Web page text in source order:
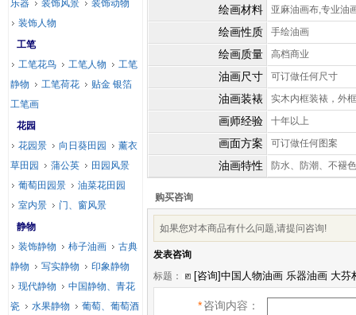
绘画材料 亚麻油画布,专业油
绘画性质 手绘油画
绘画质量 高档商业
油画尺寸 可订做任何尺寸
油画装裱 实木内框装裱，外
画师经验 十年以上
画面方案 可订做任何图案
油画特性 防水、防潮、不褪色
购买咨询
如果您对本商品有什么问题,请提问咨询!
发表咨询
标题：
*咨询内容：
乐器 装饰风景
装饰动物
装饰人物
工笔
工笔花鸟
工笔人物
工笔
静物
工笔荷花
贴金 银箔
工笔画
花园
花园景
向日葵田园
薰衣
草田园
蒲公英
田园风景
葡萄田园景
油菜花田园
室内景
门、窗风景
静物
装饰静物
柿子油画
古典
静物
写实静物
印象静物
现代静物
中国静物、青花
瓷
水果静物
葡萄、葡萄酒